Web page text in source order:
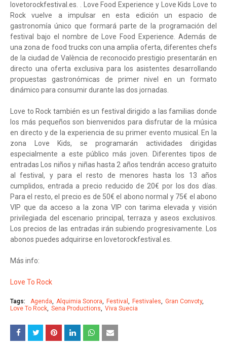
lovetorockfestival.es. . Love Food Experience y Love Kids Love to
Rock vuelve a impulsar en esta edición un espacio de
gastronomía único que formará parte de la programación del
festival bajo el nombre de Love Food Experience. Además de
una zona de food trucks con una amplia oferta, diferentes chefs
de la ciudad de València de reconocido prestigio presentarán en
directo una oferta exclusiva para los asistentes desarrollando
propuestas gastronómicas de primer nivel en un formato
dinámico para consumir durante las dos jornadas.
Love to Rock también es un festival dirigido a las familias donde
los más pequeños son bienvenidos para disfrutar de la música
en directo y de la experiencia de su primer evento musical. En la
zona Love Kids, se programarán actividades dirigidas
especialmente a este público más joven. Diferentes tipos de
entradas Los niños y niñas hasta 2 años tendrán acceso gratuito
al festival, y para el resto de menores hasta los 13 años
cumplidos, entrada a precio reducido de 20€ por los dos días.
Para el resto, el precio es de 50€ el abono normal y 75€ el abono
VIP que da acceso a la zona VIP con tarima elevada y visión
privilegiada del escenario principal, terraza y aseos exclusivos.
Los precios de las entradas irán subiendo progresivamente. Los
abonos puedes adquirirse en lovetorockfestival.es.
Más info:
Love To Rock
Tags: Agenda Alquimia Sonora Festival Festivales
Gran Convoty
Love To Rock Sena Productions Viva Suecia